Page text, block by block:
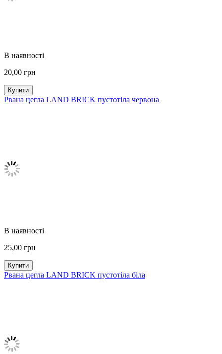
В наявності
20,00 грн
Купити
Рвана цегла LAND BRICK пустотіла червона
В наявності
25,00 грн
Купити
Рвана цегла LAND BRICK пустотіла біла